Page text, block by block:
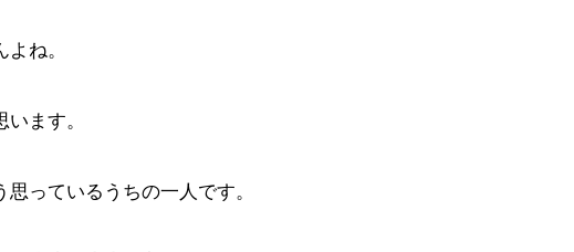
ね。
ます。
思っているうちの一人です。